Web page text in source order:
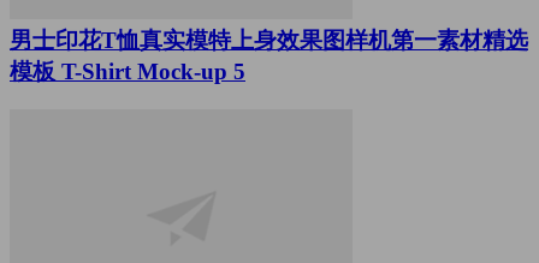
男士印花T恤真实模特上身效果图样机第一素材精选
模板 T-Shirt Mock-up 5